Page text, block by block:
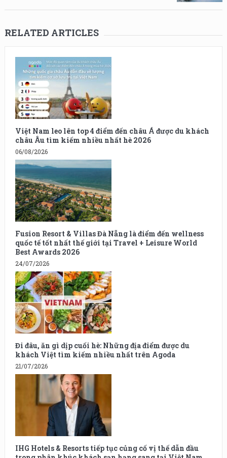
RELATED ARTICLES
Việt Nam leo lên top 4 điểm đến châu Á được du khách
châu Âu tìm kiếm nhiều nhất hè 2026
06/08/2026
Fusion Resort & Villas Đà Nẵng là điểm đến wellness
quốc tế tốt nhất thế giới tại Travel + Leisure World
Best Awards 2026
24/07/2026
Đi đâu, ăn gì dịp cuối hè: Những địa điểm được du
khách Việt tìm kiếm nhiều nhất trên Agoda
21/07/2026
IHG Hotels & Resorts tiếp tục củng cố vị thế dẫn đầu